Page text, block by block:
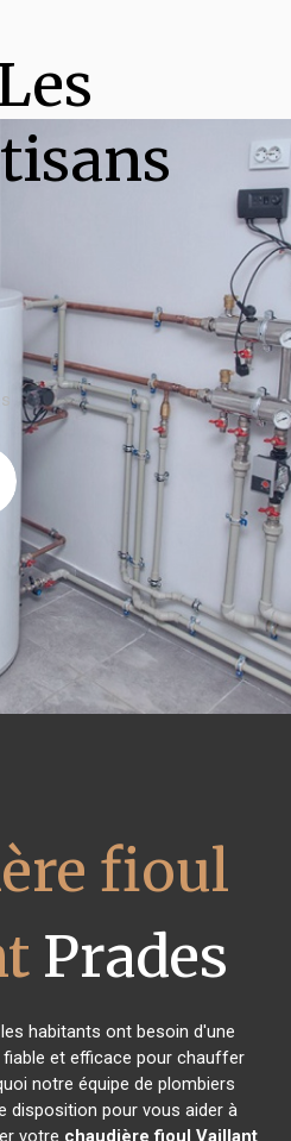
fioul
Prades
habitants ont besoin d'une
et efficace pour chauffer
notre équipe de plombiers
disposition pour vous aider à
votre chaudière fioul Vaillant